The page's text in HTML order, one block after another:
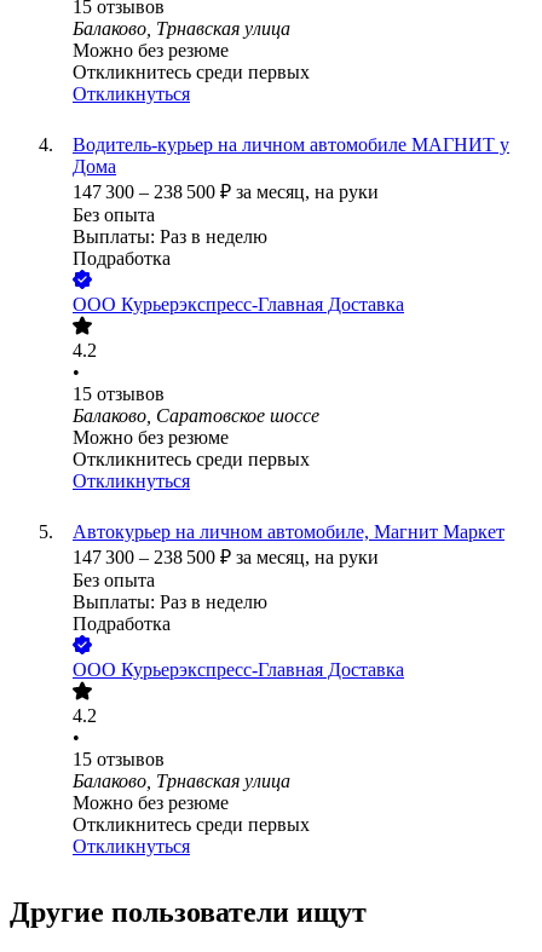
15 отзывов
Балаково, Трнавская улица
Можно без резюме
Откликнитесь среди первых
Откликнуться
Водитель-курьер на личном автомобиле МАГНИТ у
Дома
147 300 – 238 500 ₽ за месяц, на руки
Без опыта
Выплаты: Раз в неделю
Подработка
ООО Курьерэкспресс-Главная Доставка
4.2
•
15 отзывов
Балаково, Саратовское шоссе
Можно без резюме
Откликнитесь среди первых
Откликнуться
Автокурьер на личном автомобиле, Магнит Маркет
147 300 – 238 500 ₽ за месяц, на руки
Без опыта
Выплаты: Раз в неделю
Подработка
ООО Курьерэкспресс-Главная Доставка
4.2
•
15 отзывов
Балаково, Трнавская улица
Можно без резюме
Откликнитесь среди первых
Откликнуться
Другие пользователи ищут